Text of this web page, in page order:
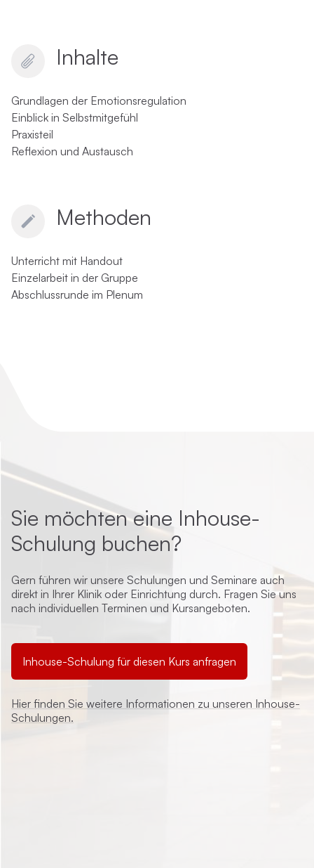
Inhalte
Grundlagen der Emotionsregulation
Einblick in Selbstmitgefühl
Praxisteil
Reflexion und Austausch
Methoden
Unterricht mit Handout
Einzelarbeit in der Gruppe
Abschlussrunde im Plenum
Sie möchten eine Inhouse-
Schulung buchen?
Gern führen wir unsere Schulungen und Seminare auch
direkt in Ihrer Klinik oder Einrichtung durch. Fragen Sie uns
nach individuellen Terminen und Kursangeboten.
Inhouse-Schulung für diesen Kurs anfragen
Hier finden Sie weitere Informationen zu unseren Inhouse-
Schulungen.